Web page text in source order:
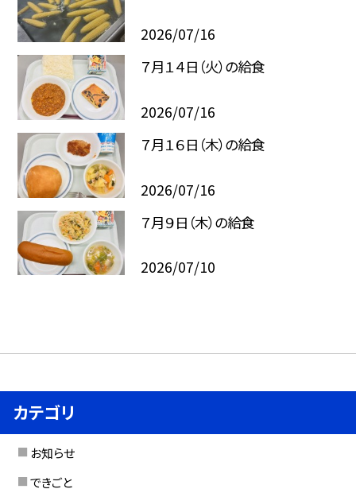
2026/07/16
７月１４日（火）の給食
2026/07/16
７月１６日（木）の給食
2026/07/16
７月９日（木）の給食
2026/07/10
カテゴリ
お知らせ
できごと